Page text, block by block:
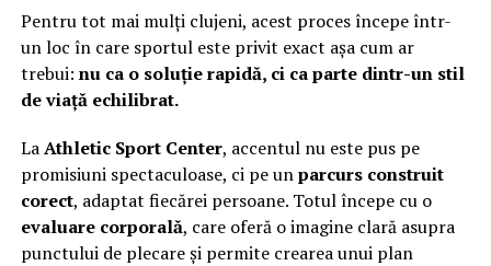
Pentru tot mai mulți clujeni, acest proces începe într-
un loc în care sportul este privit exact așa cum ar
trebui: nu ca o soluție rapidă, ci ca parte dintr-un stil
de viață echilibrat.
LaAthletic Sport Center, accentul nu este pus pe
promisiuni spectaculoase, ci pe unparcurs construit
corect, adaptat fiecărei persoane. Totul începe cu o
evaluare corporală, care oferă o imagine clară asupra
punctului de plecare și permite crearea unui plan